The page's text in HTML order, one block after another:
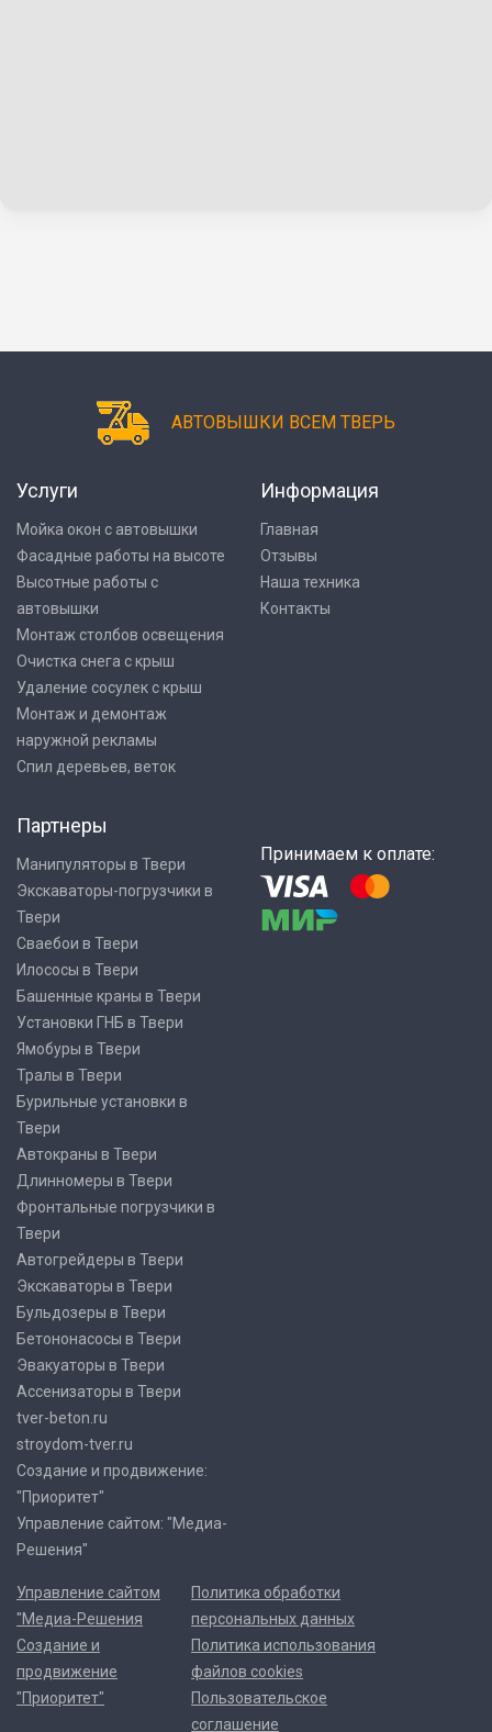
АВТОВЫШКИ ВСЕМ ТВЕРЬ
Услуги
Мойка окон с автовышки
Фасадные работы на высоте
Высотные работы с
автовышки
Монтаж столбов освещения
Очистка снега с крыш
Удаление сосулек с крыш
Монтаж и демонтаж
наружной рекламы
Спил деревьев, веток
Информация
Главная
Отзывы
Наша техника
Контакты
Партнеры
Манипуляторы в Твери
Экскаваторы-погрузчики в
Твери
Сваебои в Твери
Илососы в Твери
Башенные краны в Твери
Установки ГНБ в Твери
Ямобуры в Твери
Тралы в Твери
Бурильные установки в
Твери
Автокраны в Твери
Длинномеры в Твери
Фронтальные погрузчики в
Твери
Автогрейдеры в Твери
Экскаваторы в Твери
Бульдозеры в Твери
Бетононасосы в Твери
Эвакуаторы в Твери
Ассенизаторы в Твери
tver-beton.ru
stroydom-tver.ru
Создание и продвижение:
"Приоритет"
Управление сайтом: "Медиа-
Решения"
Принимаем к оплате:
Управление сайтом
"Медиа-Решения
Создание и
продвижение
"Приоритет"
Политика обработки
персональных данных
Политика использования
файлов cookies
Пользовательское
соглашение